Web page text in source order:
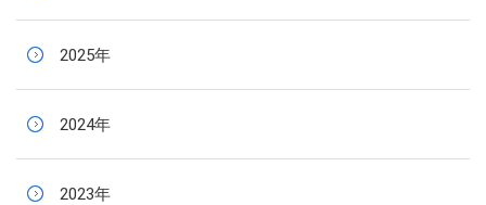
2025年
2024年
2023年